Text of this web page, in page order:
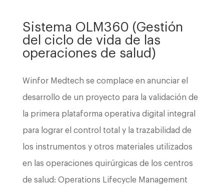
Sistema OLM360 (Gestión
del ciclo de vida de las
operaciones de salud)
Winfor Medtech se complace en anunciar el
desarrollo de un proyecto para la validación de
la primera plataforma operativa digital integral
para lograr el control total y la trazabilidad de
los instrumentos y otros materiales utilizados
en las operaciones quirúrgicas de los centros
de salud: Operations Lifecycle Management